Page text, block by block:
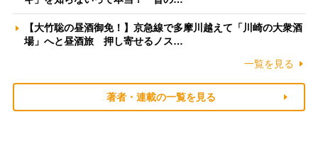
【大竹聡の昼酒御免！】京急線で多摩川越えて「川崎の大衆酒
場」へと昼酒旅 押し寄せるノス…
一覧を見る
著者・連載の一覧を見る